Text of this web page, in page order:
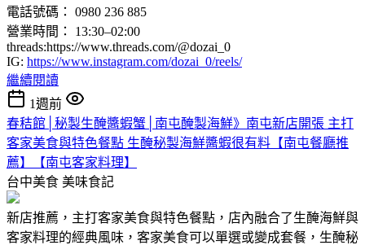
電話號碼： 0980 236 885
營業時間： 13:30–02:00
threads:https://www.threads.com/@dozai_0
IG: https://www.instagram.com/dozai_0/reels/
繼續閱讀
1週前
春秸館│秘製生醃醬蝦蟹│南屯醃製海鮮》南屯新店開張 主打
客家美食與特色餐點 生醃秘製海鮮醬蝦很有料【南屯餐廳推
薦】【南屯客家料理】
台中美食 美味食記
新店推薦，主打客家美食與特色餐點，店內融合了生醃海鮮與
客家料理的經典風味，客家美食可以單選或變成套餐，生醃秘